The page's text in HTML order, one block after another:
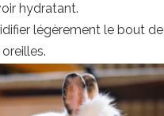
hydratant.
légèrement le bout de